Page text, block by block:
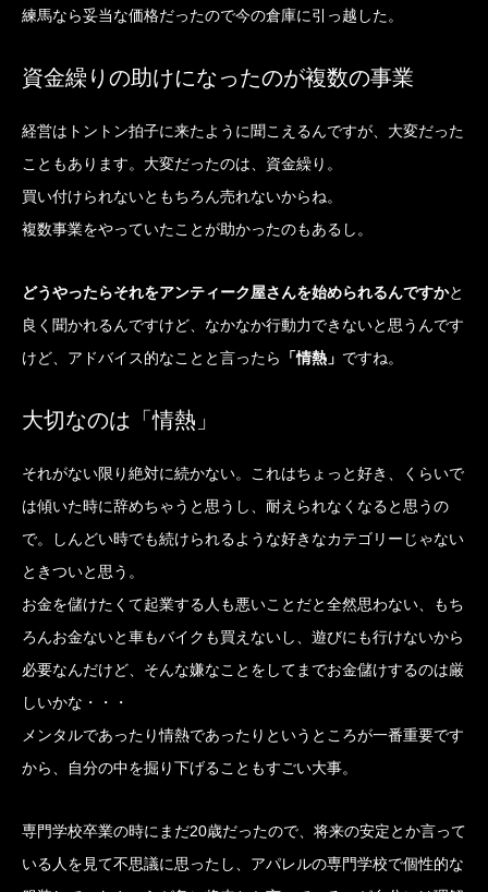
練馬なら妥当な価格だったので今の倉庫に引っ越した。
資金繰りの助けになったのが複数の事業
経営はトントン拍子に来たように聞こえるんですが、大変だった
こともあります。大変だったのは、資金繰り。
買い付けられないともちろん売れないからね。
複数事業をやっていたことが助かったのもあるし。
どうやったらそれをアンティーク屋さんを始められるんですかと
良く聞かれるんですけど、なかなか行動力できないと思うんです
けど、アドバイス的なことと言ったら
「情熱」 ですね。
大切なのは「情熱」
それがない限り絶対に続かない。これはちょっと好き、くらいで
は傾いた時に辞めちゃうと思うし、耐えられなくなると思うの
で。しんどい時でも続けられるような好きなカテゴリーじゃない
ときついと思う。
お金を儲けたくて起業する人も悪いことだと全然思わない、もち
ろんお金ないと車もバイクも買えないし、遊びにも行けないから
必要なんだけど、そんな嫌なことをしてまでお金儲けするのは厳
しいかな・・・
メンタルであったり情熱であったりというところが一番重要です
から、自分の中を掘り下げることもすごい大事。
専門学校卒業の時にまだ20歳だったので、将来の安定とか言って
いる人を見て不思議に思ったし、アパレルの専門学校で個性的な